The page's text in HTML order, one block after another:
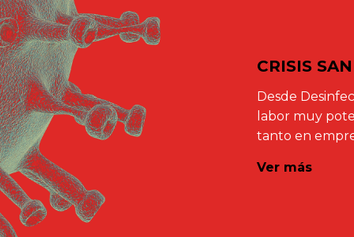
CRISIS
Desde
labor muy
tanto en
Ver más